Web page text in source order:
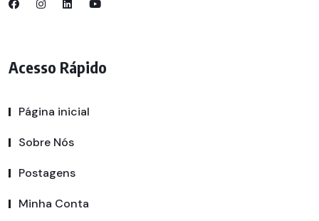
Acesso Rápido
Página inicial
Sobre Nós
Postagens
Minha Conta